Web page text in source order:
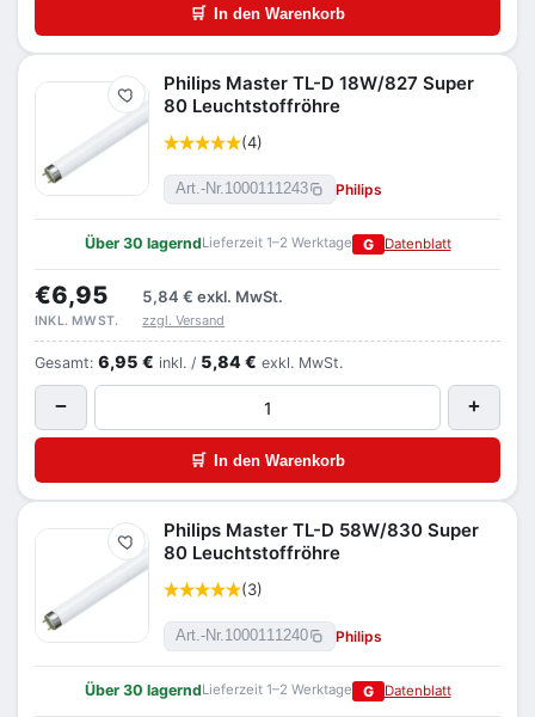
🛒 In den Warenkorb
Merken
Philips Master TL-D 18W/827 Super
80 Leuchtstoffröhre
(4)
Art.-Nr.1000111243 Philips
Über 30 lagerndLieferzeit 1–2 Werktage G Datenblatt
€6,95 5,84 € exkl. MwSt.
INKL. MWST. zzgl. Versand
Gesamt: 6,95 € inkl. / 5,84 € exkl. MwSt.
− +
🛒 In den Warenkorb
Merken
Philips Master TL-D 58W/830 Super
80 Leuchtstoffröhre
(3)
Art.-Nr.1000111240 Philips
Über 30 lagerndLieferzeit 1–2 Werktage G Datenblatt